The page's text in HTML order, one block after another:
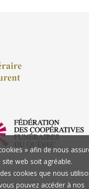
» afin de nous
web soit agréable.
cookies que nous
pouvez accéder à nos
Groupe SYGIF